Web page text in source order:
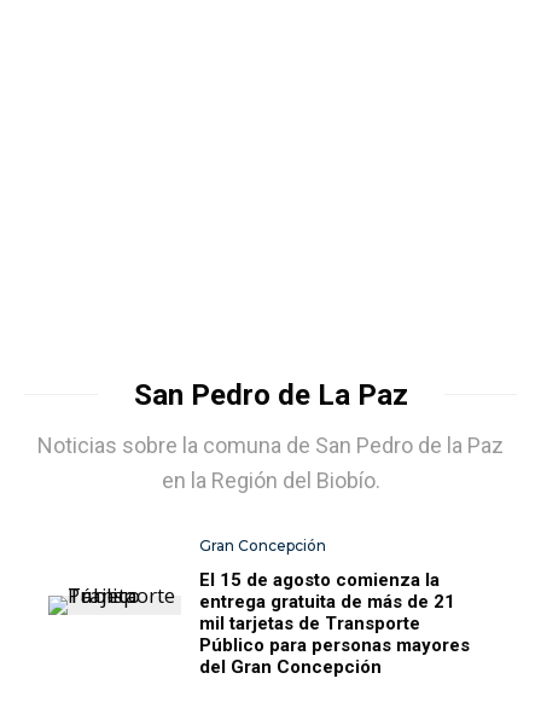
San Pedro de La Paz
Noticias sobre la comuna de San Pedro de la Paz
en la Región del Biobío.
Gran Concepción
El 15 de agosto comienza la
entrega gratuita de más de 21
mil tarjetas de Transporte
Público para personas mayores
del Gran Concepción